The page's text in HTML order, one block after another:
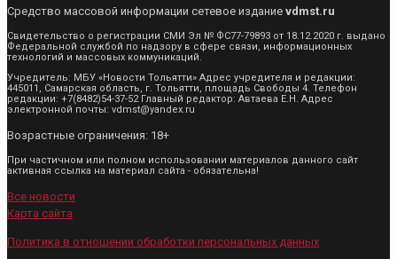
Средство массовой информации сетевое издание vdmst.ru
Свидетельство о регистрации СМИ Эл № ФС77-79893 от 18.12.2020 г. выдано
Федеральной службой по надзору в сфере связи, информационных
технологий и массовых коммуникаций.
Учредитель: МБУ «Новости Тольятти» Адрес учредителя и редакции:
445011, Самарская область, г. Тольятти, площадь Свободы 4. Телефон
редакции: +7(8482)54-37-52 Главный редактор: Автаева Е.Н. Адрес
электронной почты: vdmst@yandex.ru
Возрастные ограничения: 18+
При частичном или полном использовании материалов данного сайт
активная ссылка на материал сайта - обязательна!
Все новости
Карта сайта
Политика в отношении обработки персональных данных